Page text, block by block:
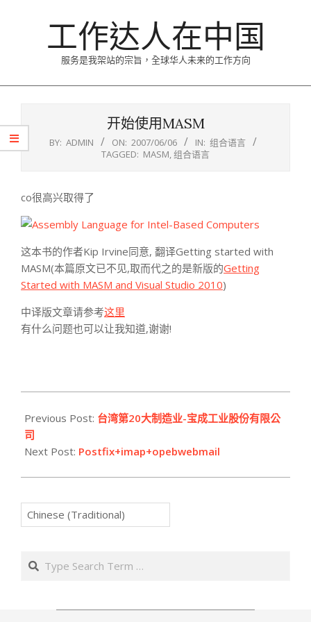
工作达人在中国
服务是我架站的宗旨，全球华人未来的工作方向
Menu
开始使用MASM
BY: ADMIN ON: 2007/06/06 IN: 组合语言
TAGGED: MASM,组合语言
co很高兴取得了
这本书的作者Kip Irvine同意, 翻译Getting started with
MASM(本篇原文已不见,取而代之的是新版的Getting
Started with MASM and Visual Studio 2010)
中译版文章请参考这里
有什么问题也可以让我知道,谢谢!
06-
06
Previous Post: 台湾第20大制造业-宝成工业股份有限公
司
Next Post: Postfix+imap+opebwebmail
Search